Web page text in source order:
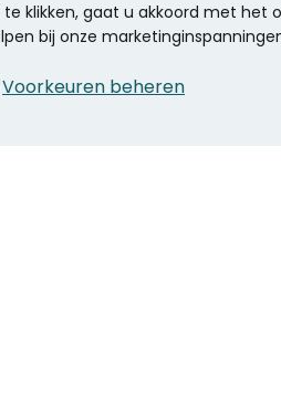
te klikken, gaat u akkoord met
bij onze
Voorkeuren beheren